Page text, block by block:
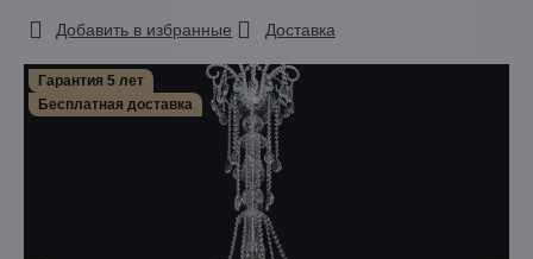
Гарантия 5 лет
Бесплатная доставка
Добавить в избранные Доставка